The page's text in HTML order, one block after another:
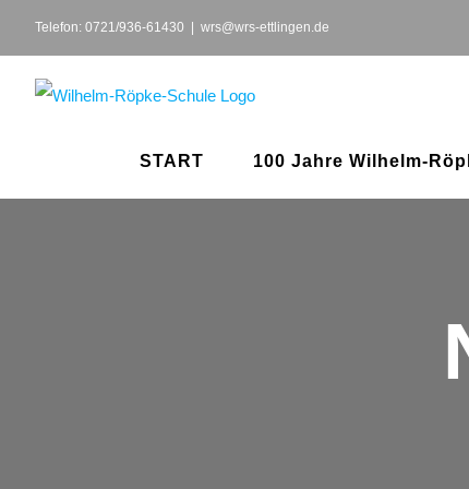
springen
Telefon: 0721/936-61430 wrs@wrs-ettlingen.de
START 100 Jahre Wilhelm-